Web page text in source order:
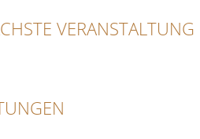
VERANSTALTUNG